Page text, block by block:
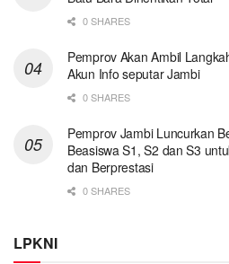
0 SHARES
Pemprov Akan Ambil
Akun Info seputar Jambi
0 SHARES
Pemprov Jambi Luncurkan
Beasiswa S1, S2 dan S3
dan Berprestasi
0 SHARES
LPKNI